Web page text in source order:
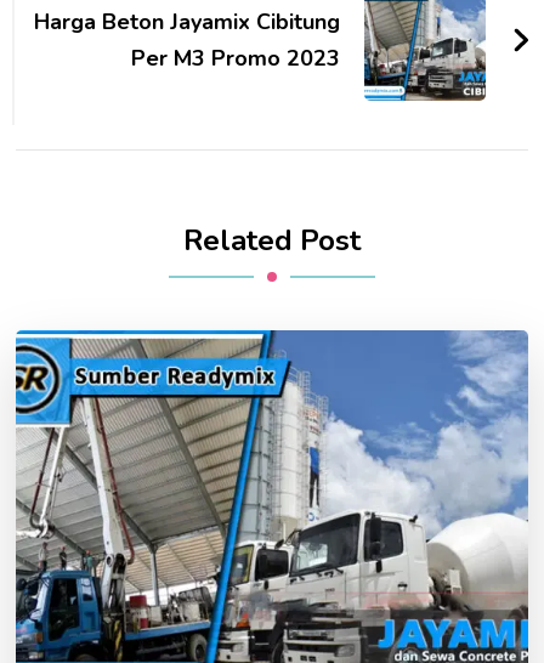
Harga Beton Jayamix Cibitung
Per M3 Promo 2023
Related Post